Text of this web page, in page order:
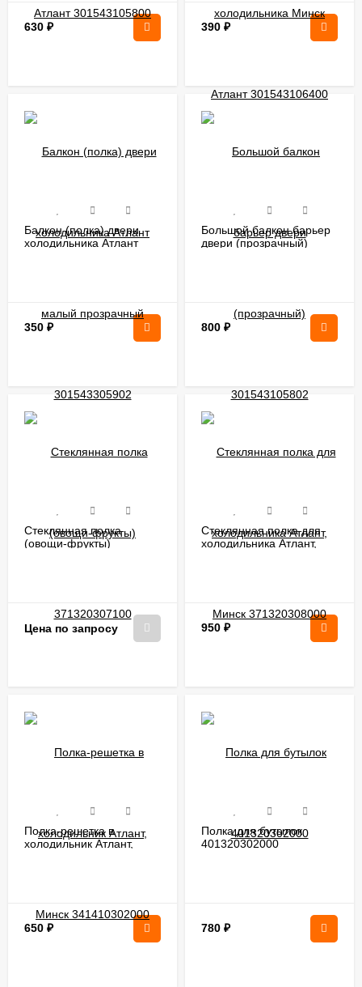
630 ₽ 390 ₽
Балкон (полка) двери
холодильника Атлант
350 ₽
Большой балкон барьер
двери (прозрачный)
800 ₽
Стеклянная полка
(овощи-фрукты)
Цена по запросу
Стеклянная полка для
холодильника Атлант,
950 ₽
Полка-решетка в
холодильник Атлант,
650 ₽
Полка для бутылок
401320302000
780 ₽